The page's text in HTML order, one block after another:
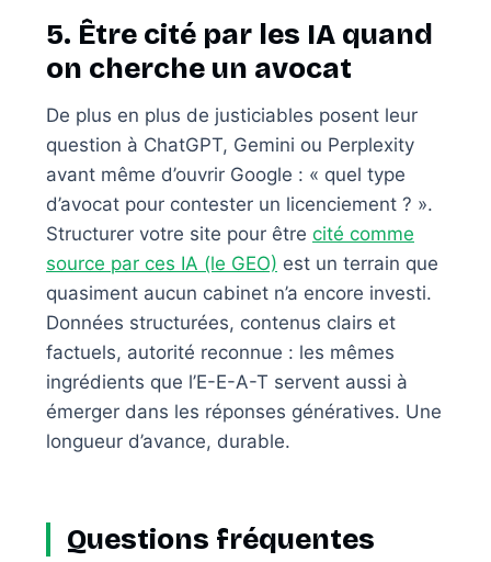
5. Être cité par les IA quand
on cherche un avocat
De plus en plus de justiciables posent leur
question à ChatGPT, Gemini ou Perplexity
avant même d’ouvrir Google : « quel type
d’avocat pour contester un licenciement ? ».
Structurer votre site pour être cité comme
source par ces IA (le GEO) est un terrain que
quasiment aucun cabinet n’a encore investi.
Données structurées, contenus clairs et
factuels, autorité reconnue : les mêmes
ingrédients que l’E-E-A-T servent aussi à
émerger dans les réponses génératives. Une
longueur d’avance, durable.
Questions fréquentes